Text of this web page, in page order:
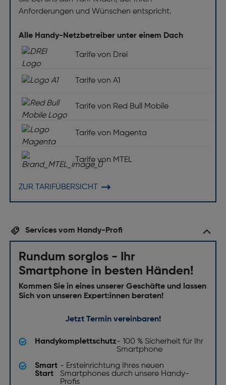
Anforderungen und Wünschen entspricht.
Alle Handy-Netzbetreiber unter einem Dach
Tarife von Drei
Tarife von A1
Tarife von Red Bull Mobile
Tarife von Magenta
Tarife von MTEL
ZUR TARIFÜBERSICHT
Services vom Handy-Profi
Rundum sorglos - Ihr
Smartphone in besten Händen!
Kommen Sie in eines unserer Geschäfte und lassen
Sich von unseren Expert:innen beraten!
Jetzt Termin vereinbaren!
Handykomplettschutz- 100 % Sicherheit für Ihr
Smartphone
Smart
Start
- Ersteinrichtung Ihres neuen
Smartphones durch unsere Handy-
Profis